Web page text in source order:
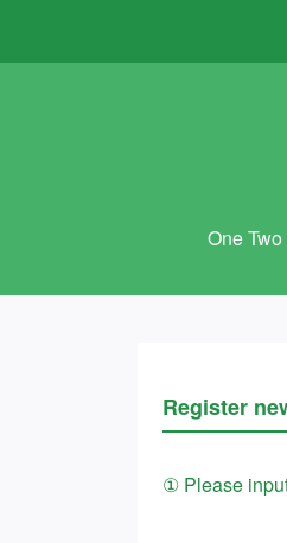
One
Register
① Please